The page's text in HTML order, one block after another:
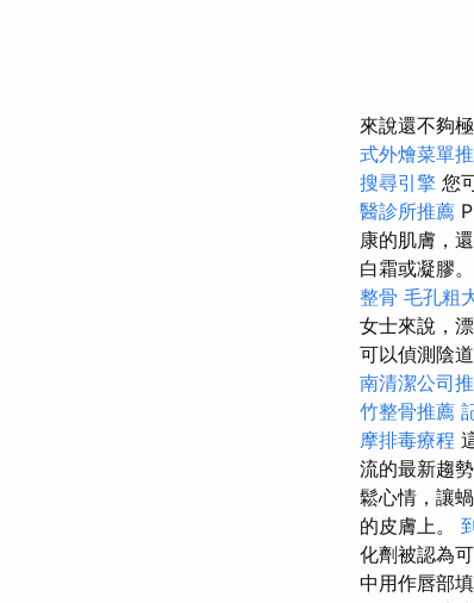
來說還不夠
式外燴菜單
搜尋引擎 您
醫診所推薦
康的肌膚，
白霜或凝膠。
整骨 毛孔粗
女士來說，
可以偵測陰
南清潔公司
竹整骨推薦
摩排毒療程
流的最新趨
鬆心情，讓
的皮膚上。
化劑被認為
中用作唇部